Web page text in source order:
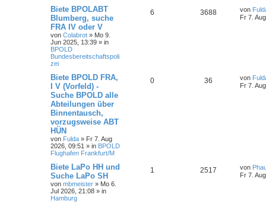
Biete BPOLABT
Blumberg, suche
FRA IV oder V
von Colabrot » Mo 9.
Jun 2025, 13:39 » in
BPOLD
Bundesbereitschaftspoli
zei
6 3688 von
Fr 7.
Biete BPOLD FRA,
I V (Vorfeld) -
Suche BPOLD alle
Abteilungen über
Binnentausch,
vorzugsweise ABT
HÜN
von Fulda » Fr 7. Aug
2026, 09:51 » in BPOLD
Flughafen Frankfurt/M
0 36 von
Fr 7.
Biete LaPo HH und
Suche LaPo SH
von mbmeister » Mo 6.
Jul 2026, 21:08 » in
Hamburg
1 2517 von
Fr 7.